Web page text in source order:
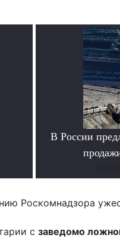
В России
Роскомнадзора
с заведомо